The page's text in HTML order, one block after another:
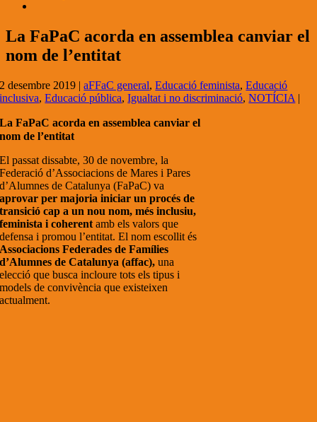
La FaPaC acorda en assemblea canviar el
nom de l’entitat
2 desembre 2019 |aFFaC general,Educació feminista,Educació
inclusiva,Educació pública,Igualtat i no discriminació,NOTÍCIA |
La FaPaC acorda en assemblea canviar el
nom de l’entitat
El passat dissabte, 30 de novembre, la
Federació d’Associacions de Mares i Pares
d’Alumnes de Catalunya (FaPaC) va
aprovar per majoria iniciar un procés de
transició cap a un nou nom, més inclusiu,
feminista i coherent amb els valors que
defensa i promou l’entitat. El nom escollit és
Associacions Federades de Famílies
d’Alumnes de Catalunya (affac), una
elecció que busca incloure tots els tipus i
models de convivència que existeixen
actualment.